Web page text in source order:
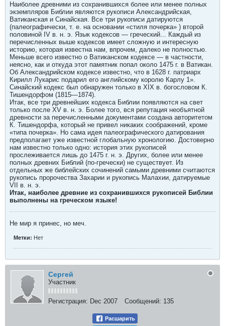
Наиболее древними из сохранившихся более или менее полных
экземпляров Библии являются рукописи Александрийская,
Ватиканская и Синайская. Все три рукописи датируются
(палеографически, т. e. на основании «стиля почерка» ) второй
половиной IV в. н. э. Язык кодексов — греческий... Каждый из
перечисленных выше кодексов имеет сложную и интересную
историю, которая известна нам, впрочем, далеко не полностью.
Меньше всего известно о Ватиканском кодексе — в частности,
неясно, как и откуда этот памятник попал около 1475 г. в Ватикан.
Об Александрийском кодексе известно, что в 1628 г. патриарх
Кирилл Лукарис подарил его английскому королю Карлу 1».
Синайский кодекс был обнаружен только в XIX в. богословом К.
Тишендорфом (1815—1874).
Итак, все три древнейших кодекса Библии появляются на свет
только после XV в. н. э. Более того, вся репутация необъятной
древности за перечисленными документами создана авторитетом
К. Тишендорфа, который не привел никаких соображений, кроме
«типа почерка». Но сама идея палеографического датирования
предполагает уже известной глобальную хронологию. Достоверно
нам известно только одно: история этих рукописей
прослеживается лишь до 1475 г. н. э. Других, более или менее
полных древних Библий (по-гречески) не существует. Из
отдельных же библейских сочинений самыми древними считаются
рукопись пророчества Захарии и рукопись Малахии, датируемые
VII в. н. э.
Итак, наиболее древние из сохранившихся рукописей Библии
выполнены на греческом языке!
Не мир я принес, но меч.
Метки: Нет
Сергей
Участник
Регистрация: Dec 2007 Сообщений: 135
Расшарить